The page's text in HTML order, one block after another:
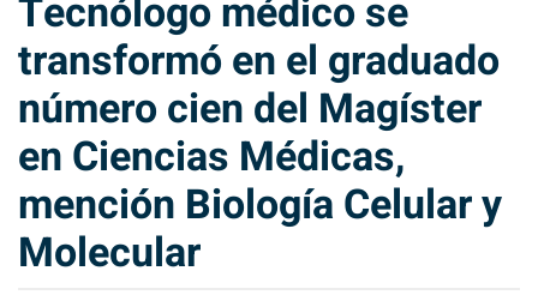
Tecnólogo médico se
transformó en el graduado
número cien del Magíster
en Ciencias Médicas,
mención Biología Celular y
Molecular